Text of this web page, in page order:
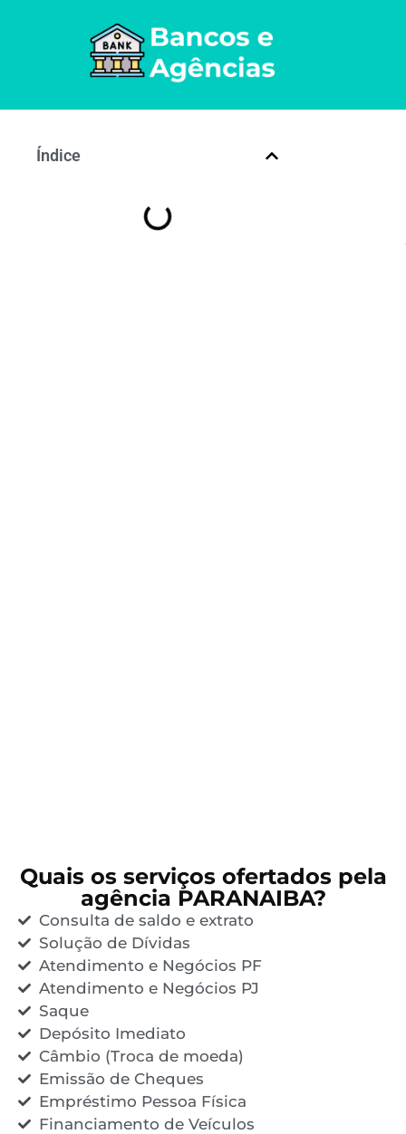
Índice
Quais os serviços ofertados pela
agência PARANAIBA?
Consulta de saldo e extrato
Solução de Dívidas
Atendimento e Negócios PF
Atendimento e Negócios PJ
Saque
Depósito Imediato
Câmbio (Troca de moeda)
Emissão de Cheques
Empréstimo Pessoa Física
Financiamento de Veículos